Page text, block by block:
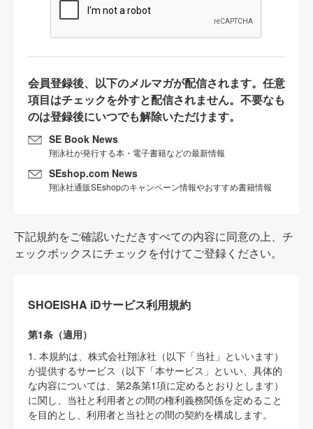
会員登録後、以下のメルマガが配信されます。任意
項目はチェックを外すと配信されません。不要なも
のは登録後にいつでも解除いただけます。
SE Book News
翔泳社が発行する本・電子書籍などの最新情報
SEshop.com News
翔泳社通販SEshopのキャンペーン情報やおすすめ書籍情報
下記規約をご確認いただきすべての内容に同意の上、チ
ェックボックスにチェックを付けてご登録ください。
SHOEISHA iDサービス利用規約
第1条（適用）
1. 本規約は、株式会社翔泳社（以下「当社」といいます）
が提供するサービス（以下「本サービス」といい、具体的
な内容については、第2条第1項に定めるとおりとします）
に関し、当社と利用者との間の権利義務関係を定めること
を目的とし、利用者と当社との間の契約を構成します。